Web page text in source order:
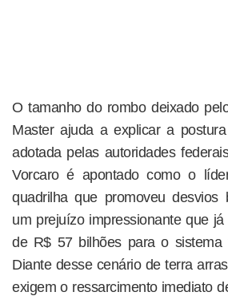
O tamanho do rombo deixado
Master ajuda a explicar a
adotada pelas autoridades
Vorcaro é apontado como o
quadrilha que promoveu desvios
um prejuízo impressionante que
de R$ 57 bilhões para o sistema
Diante desse cenário de terra
exigem o ressarcimento imediato